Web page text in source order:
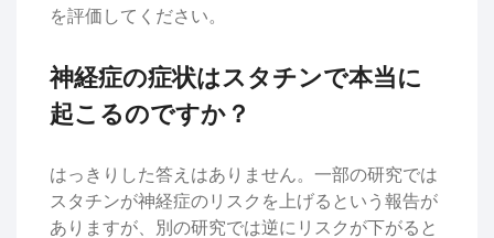
を評価してください。
神経症の症状はスタチンで本当に
起こるのですか？
はっきりした答えはありません。一部の研究では
スタチンが神経症のリスクを上げるという報告が
ありますが、別の研究では逆にリスクが下がると